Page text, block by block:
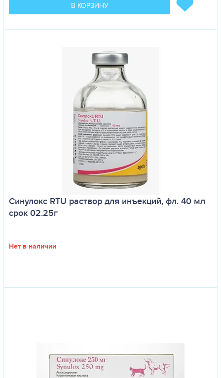
В КОРЗИНУ
Синулокс RTU раствор для инъекций, фл. 40 мл
срок 02.25г
Нет в наличии